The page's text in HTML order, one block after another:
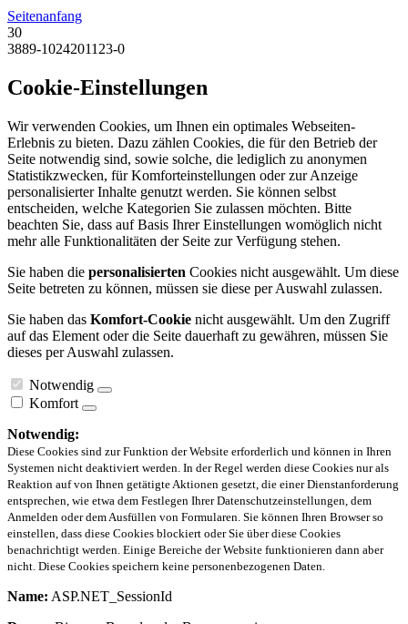
Seitenanfang
30
3889-1024201123-0
Cookie-Einstellungen
Wir verwenden Cookies, um Ihnen ein optimales Webseiten-
Erlebnis zu bieten. Dazu zählen Cookies, die für den Betrieb der
Seite notwendig sind, sowie solche, die lediglich zu anonymen
Statistikzwecken, für Komforteinstellungen oder zur Anzeige
personalisierter Inhalte genutzt werden. Sie können selbst
entscheiden, welche Kategorien Sie zulassen möchten. Bitte
beachten Sie, dass auf Basis Ihrer Einstellungen womöglich nicht
mehr alle Funktionalitäten der Seite zur Verfügung stehen.
Sie haben die personalisierten Cookies nicht ausgewählt. Um diese
Seite betreten zu können, müssen sie diese per Auswahl zulassen.
Sie haben das Komfort-Cookie nicht ausgewählt. Um den Zugriff
auf das Element oder die Seite dauerhaft zu gewähren, müssen Sie
dieses per Auswahl zulassen.
Notwendig
Komfort
Notwendig:
Diese Cookies sind zur Funktion der Website erforderlich und können in Ihren
Systemen nicht deaktiviert werden. In der Regel werden diese Cookies nur als
Reaktion auf von Ihnen getätigte Aktionen gesetzt, die einer Dienstanforderung
entsprechen, wie etwa dem Festlegen Ihrer Datenschutzeinstellungen, dem
Anmelden oder dem Ausfüllen von Formularen. Sie können Ihren Browser so
einstellen, dass diese Cookies blockiert oder Sie über diese Cookies
benachrichtigt werden. Einige Bereiche der Website funktionieren dann aber
nicht. Diese Cookies speichern keine personenbezogenen Daten.
Name: ASP.NET_SessionId